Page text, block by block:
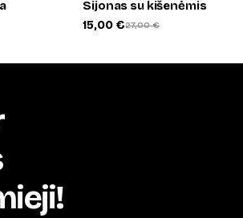
Sijonas su kišenėmis
27,00€
Original
15,00€Current